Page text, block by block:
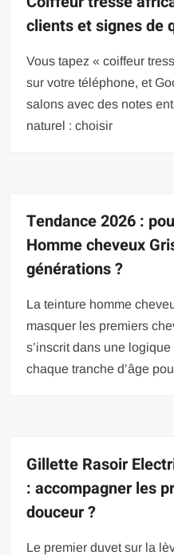
clients et signes de
Vous tapez « coiffeur
sur votre téléphone, et
salons avec des notes
naturel : choisir
Tendance 2026 :
Homme cheveux
générations ?
La teinture homme
masquer les premiers
s’inscrit dans une
chaque tranche d’âge
Gillette Rasoir
: accompagner les
douceur ?
Le premier duvet sur la